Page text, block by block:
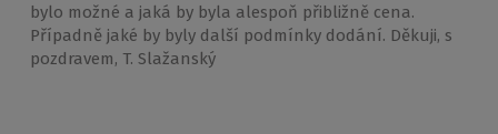
bylo možné a jaká by byla alespoň přibližně cena.
Případně jaké by byly další podmínky dodání. Děkuji, s
pozdravem, T. Slažanský